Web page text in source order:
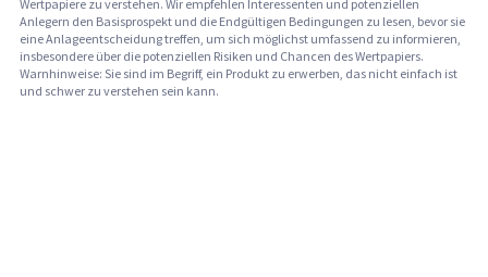
Wertpapiere zu verstehen. Wir empfehlen Interessenten und potenziellen
Anlegern den Basisprospekt und die Endgültigen Bedingungen zu lesen, bevor sie
eine Anlageentscheidung treffen, um sich möglichst umfassend zu informieren,
insbesondere über die potenziellen Risiken und Chancen des Wertpapiers.
Warnhinweise: Sie sind im Begriff, ein Produkt zu erwerben, das nicht einfach ist
und schwer zu verstehen sein kann.